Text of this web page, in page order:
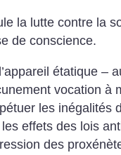
la lutte contre la
de conscience.
étatique –
vocation à
les inégalités
effets des lois
des